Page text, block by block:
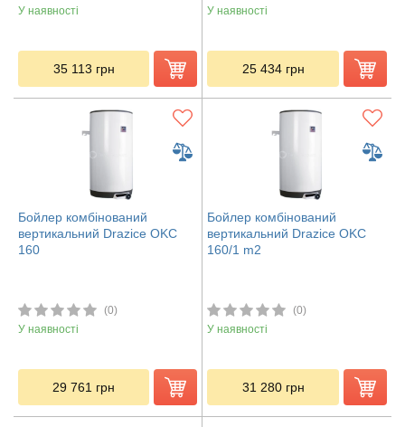
У наявності
35 113 грн
У наявності
25 434 грн
Бойлер комбінований
вертикальний Drazice OKC
160
(0)
У наявності
29 761 грн
Бойлер комбінований
вертикальний Drazice OKC
160/1 m2
(0)
У наявності
31 280 грн